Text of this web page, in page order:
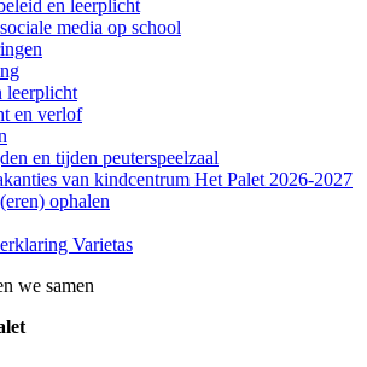
en leerplicht
media op school
leerplicht
en verlof
en tijden peuterspeelzaal
van kindcentrum Het Palet 2026-2027
ophalen
Varietas
we samen